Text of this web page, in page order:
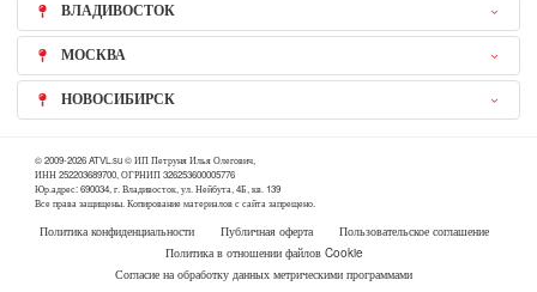
ВЛАДИВОСТОК
МОСКВА
НОВОСИБИРСК
© 2009-2026 ATVL.su © ИП Петруня Илья Олегович,
ИНН 252203689700, ОГРНИП 326253600005776
Юр.адрес: 690034, г. Владивосток, ул. Нейбута, 4Б, кв. 139
Все права защищены. Копирование материалов с сайта запрещено.
Политика конфиденциальности Публичная оферта
Пользовательское соглашение
Политика в отношении файлов Cookie
Согласие на обработку данных метрическими программами